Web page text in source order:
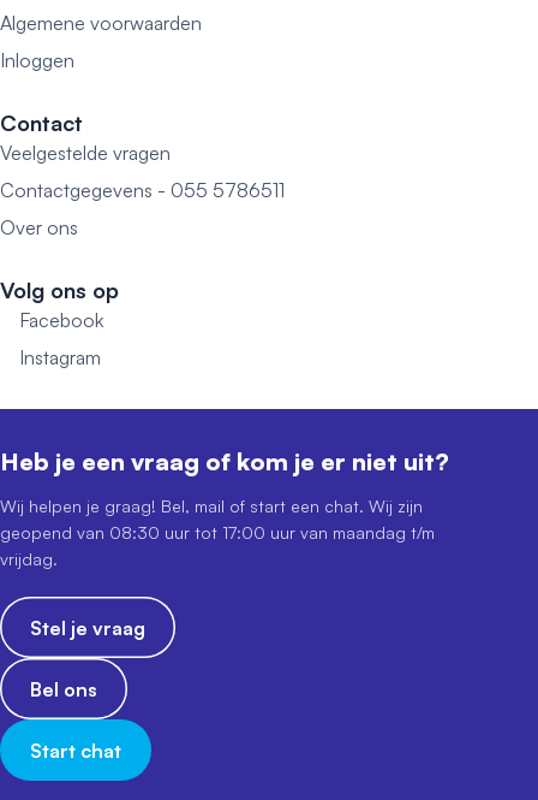
Algemene voorwaarden
Inloggen
Contact
Veelgestelde vragen
Contactgegevens - 055 5786511
Over ons
Volg ons op
Facebook
Instagram
Heb je een vraag of kom je er niet uit?
Wij helpen je graag! Bel, mail of start een chat. Wij zijn
geopend van 08:30 uur tot 17:00 uur van maandag t/m
vrijdag.
Stel je vraag
Bel ons
Start chat